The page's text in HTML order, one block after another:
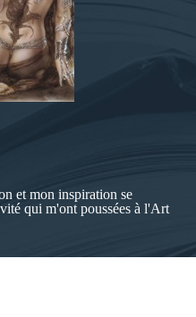
et mon inspiration se
qui m'ont poussées à l'Art